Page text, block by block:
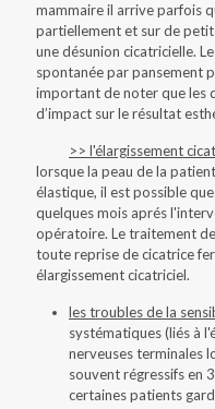
mammaire il arrive parfois
partiellement et sur de
une désunion cicatricielle.
spontanée par pansement
important de noter que les
d’impact sur le résultat
>> l'élargissement
lorsque la peau de la
élastique, il est possible
quelques mois aprés
opératoire. Le traitement
toute reprise de cicatrice
élargissement cicatriciel.
les troubles de la
systématiques (liés à
nerveuses terminales
souvent régressifs en
certaines patients